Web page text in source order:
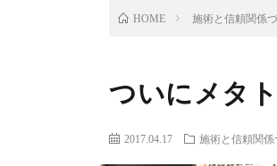
HOME 施術と信頼関係
ついにメタ
2017.04.17 施術と信頼関係